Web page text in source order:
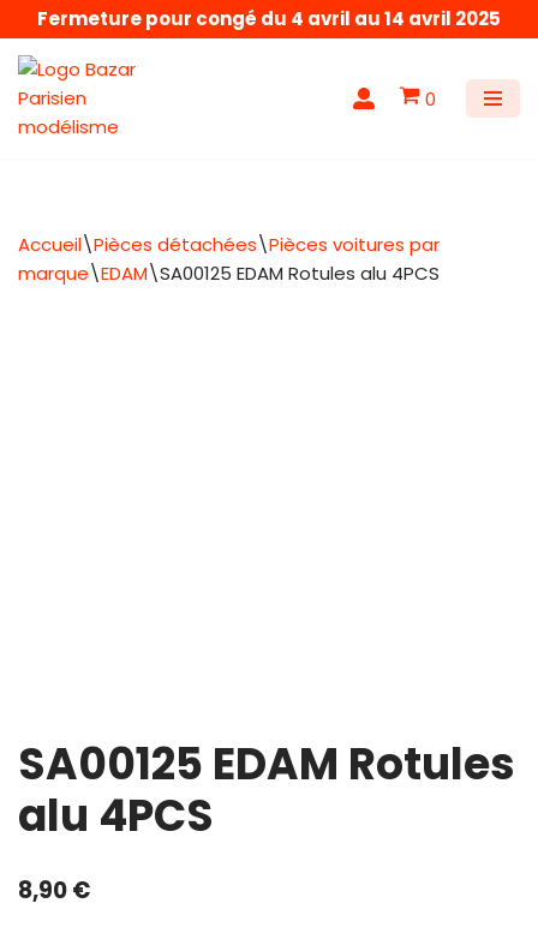
Aller
au
contenu
Fermeture pour congé du 4 avril au 14 avril 2025
0
Accueil\Pièces détachées\Pièces voitures par
marque\EDAM\SA00125 EDAM Rotules alu 4PCS
SA00125 EDAM Rotules
alu 4PCS
8,90€